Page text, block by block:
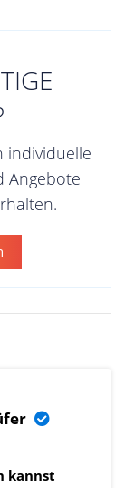
individuelle
Angebote
kannst